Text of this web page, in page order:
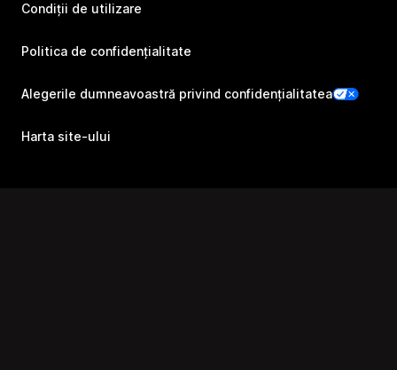
Condiții de utilizare
Politica de confidențialitate
Alegerile dumneavoastră privind confidențialitatea
Harta site-ului